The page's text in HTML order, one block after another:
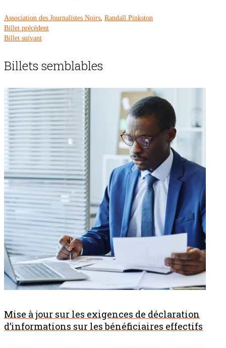
Association des Journalistes Noirs, Randall Pinkston
Billet précédent
Billet suivant
Billets semblables
Mise à jour sur les exigences de déclaration
d’informations sur les bénéficiaires effectifs